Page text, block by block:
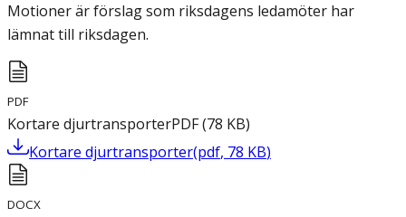
Motioner är förslag som riksdagens ledamöter har
lämnat till riksdagen.
PDF
Kortare djurtransporterPDF(78 KB)
Kortare djurtransporter(pdf, 78 KB)
DOCX